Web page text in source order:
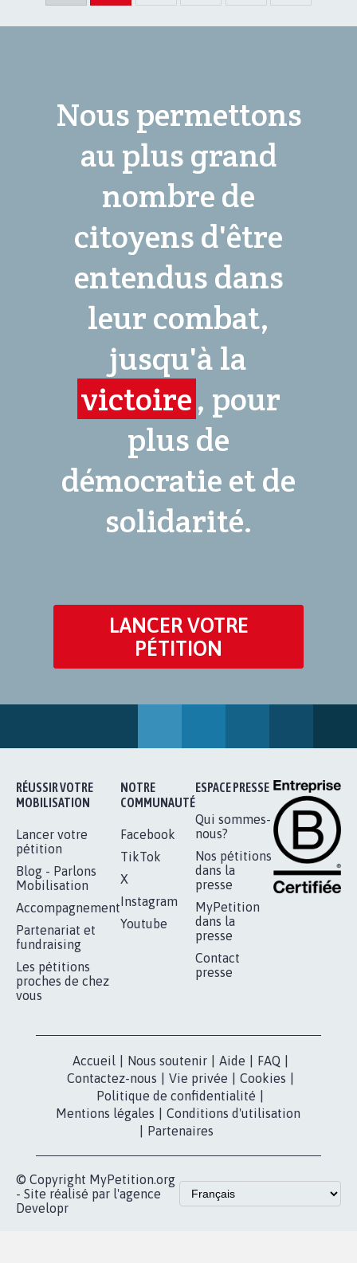
Nous permettons
au plus grand
nombre de
citoyens d'être
entendus dans
leur combat,
jusqu'à la
victoire, pour
plus de
démocratie et de
solidarité.
LANCER VOTRE
PÉTITION
RÉUSSIR VOTRE
MOBILISATION
Lancer votre
pétition
Blog - Parlons
Mobilisation
Accompagnement
Partenariat et
fundraising
Les pétitions
proches de chez
vous
NOTRE
COMMUNAUTÉ
Facebook
TikTok
X
Instagram
Youtube
ESPACE PRESSE
Qui sommes-
nous?
Nos pétitions
dans la
presse
MyPetition
dans la
presse
Contact
presse
Accueil Nous soutenir Aide FAQ
Contactez-nous
Vie privée Cookies
Politique de confidentialité
Mentions légales
Conditions d'utilisation
Partenaires
© Copyright MyPetition.org
- Site réalisé par l'agence
Developr